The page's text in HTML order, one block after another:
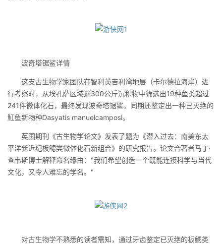
波奇塔锯鲨详情
这支古生物学家团队在智利英吉利湾地层（卡尔德拉海岸）进
行考察时，从埃孔萨区域逾300公斤沉积物中筛选出19种鱼类超过
241件微体化石，最终发现波奇塔锯鲨。同期还鉴定出一种已灭绝的
魟鱼新物种Dasyatis manuelcamposi。
英国期刊《古生物学论文》发表了题为《潜入过去：南美东太
平洋新近纪板鳃类微体化石新组合》的研究报告。论文合著者马丁·
查韦斯博士解释命名缘由："我们希望创造一个既能连接科学与当代
文化，又令人难忘的学名。"
对古生物学不熟悉的读者需知，通过牙齿鉴定已灭绝的板鳃类